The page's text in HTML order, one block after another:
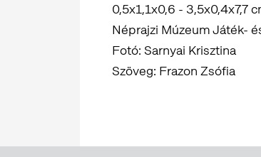
0,5x1,1x0,6 - 3,5x0,4x7,7
Néprajzi Múzeum Játék-
Fotó: Sarnyai Krisztina
Szöveg: Frazon Zsófia